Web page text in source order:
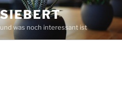
was noch interessant ist